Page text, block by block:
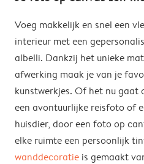
Ervaar zelf het gemak en
Vierkant: 20 x 20 cm – 100 x
Onze lijsten zijn beschikbaar
uitvoeringen. Dus of je nu op
canvas wanddecoratie of
gegarandeerd het formaat
zorgen, wij controleren
editor en laten je weten of
voordat je deze afdrukt.
Tip: gebruik onze AI Resolutie
beeldkwaliteit meteen
eenvoudigste manier om
op canvas er op hun best
Voeg makkelijk en snel een
interieur met een
albelli. Dankzij het unieke
afwerking maak je van je
kunstwerkjes. Of het nu gaat
een avontuurlijke reisfoto of
huisdier, door een foto op
elke ruimte een persoonlijk
wanddecoratie is gemaakt